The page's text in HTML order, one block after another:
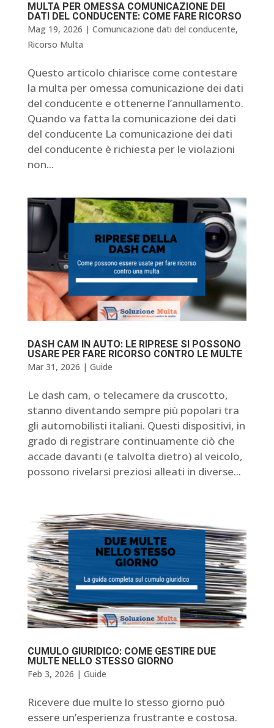
MULTA PER OMESSA COMUNICAZIONE DEI
DATI DEL CONDUCENTE: COME FARE RICORSO
Mag 19, 2026 | Comunicazione dati del conducente,
Ricorso Multa
Questo articolo chiarisce come contestare
la multa per omessa comunicazione dei dati
del conducente e ottenerne l’annullamento.
Quando va fatta la comunicazione dei dati
del conducente La comunicazione dei dati
del conducente è richiesta per le violazioni
non...
DASH CAM IN AUTO: LE RIPRESE SI POSSONO
USARE PER FARE RICORSO CONTRO LE MULTE
Mar 31, 2026 | Guide
Le dash cam, o telecamere da cruscotto,
stanno diventando sempre più popolari tra
gli automobilisti italiani. Questi dispositivi, in
grado di registrare continuamente ciò che
accade davanti (e talvolta dietro) al veicolo,
possono rivelarsi preziosi alleati in diverse...
CUMULO GIURIDICO: COME GESTIRE DUE
MULTE NELLO STESSO GIORNO
Feb 3, 2026 | Guide
Ricevere due multe lo stesso giorno può
essere un’esperienza frustrante e costosa.